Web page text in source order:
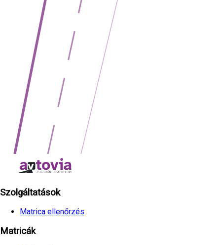
Szolgáltatások
Matrica ellenőrzés
Matricák